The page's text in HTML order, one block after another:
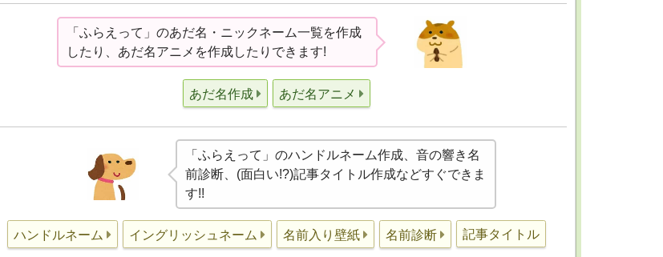
「ふらえって」のあだ名・ニックネーム一覧を作成
したり、あだ名アニメを作成したりできます!
あだ名作成 あだ名アニメ
「ふらえって」のハンドルネーム作成、音の響き名
前診断、(面白い!?)記事タイトル作成などすぐできま
す!!
ハンドルネーム イングリッシュネーム 名前入り壁紙 名前診断 記事タイトル